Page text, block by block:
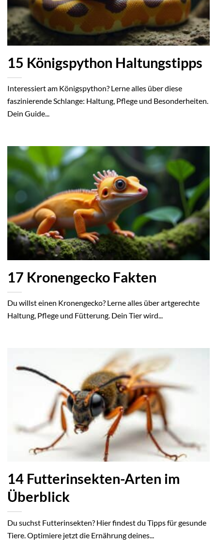
15 Königspython Haltungstipps
Interessiert am Königspython? Lerne alles über diese
faszinierende Schlange: Haltung, Pflege und Besonderheiten.
Dein Guide...
17 Kronengecko Fakten
Du willst einen Kronengecko? Lerne alles über artgerechte
Haltung, Pflege und Fütterung. Dein Tier wird...
14 Futterinsekten-Arten im
Überblick
Du suchst Futterinsekten? Hier findest du Tipps für gesunde
Tiere. Optimiere jetzt die Ernährung deines...